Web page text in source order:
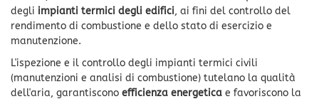
degli impianti termici degli edifici, ai fini del controllo del
rendimento di combustione e dello stato di esercizio e
manutenzione.
L'ispezione e il controllo degli impianti termici civili
(manutenzioni e analisi di combustione) tutelano la qualità
dell'aria, garantiscono efficienza energetica e favoriscono la